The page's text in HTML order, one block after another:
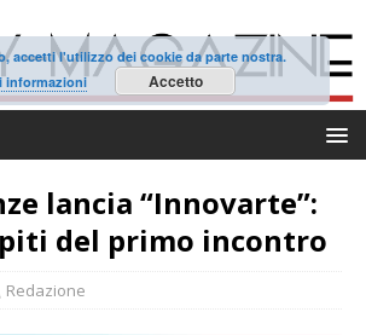
lancia “Innovarte”:
del primo incontro
Redazione
accetti l'utilizzo dei cookie da parte nostra.
informazioni
Accetto